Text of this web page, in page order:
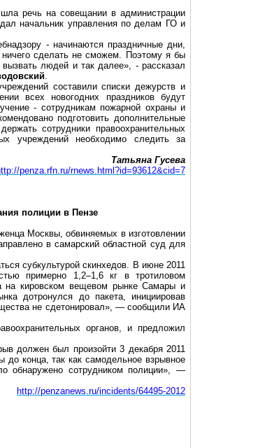
речь на совещании в администрации
начальник управления по делам ГО и
- начинаются праздничные дни,
сделать не сможем. Поэтому я бы
людей и так далее», - рассказал
.
составили списки дежурств и
всех новогодних праздников будут
- сотрудникам пожарной охраны и
подготовить дополнительные
сотрудники правоохранительных
учреждений необходимо следить за
Татьяна Гусева
penza.rfn.ru/rnews.html?id=93612&cid=7
полиции в Пензе
Москвы, обвиняемых в изготовлении
в самарский областной суд для
субкультурой скинхедов. В июне 2011
примерно 1,2–1,6 кг в тротиловом
на кировском вещевом рынке Самары и
дотронулся до пакета, инициировав
не сдетонировал», — сообщили ИА
органов, и предложил
должен был произойти 3 декабря 2011
конца, так как самодельное взрывное
обнаружено сотрудником полиции», —
http://penzanews.ru/incidents/64495-2012